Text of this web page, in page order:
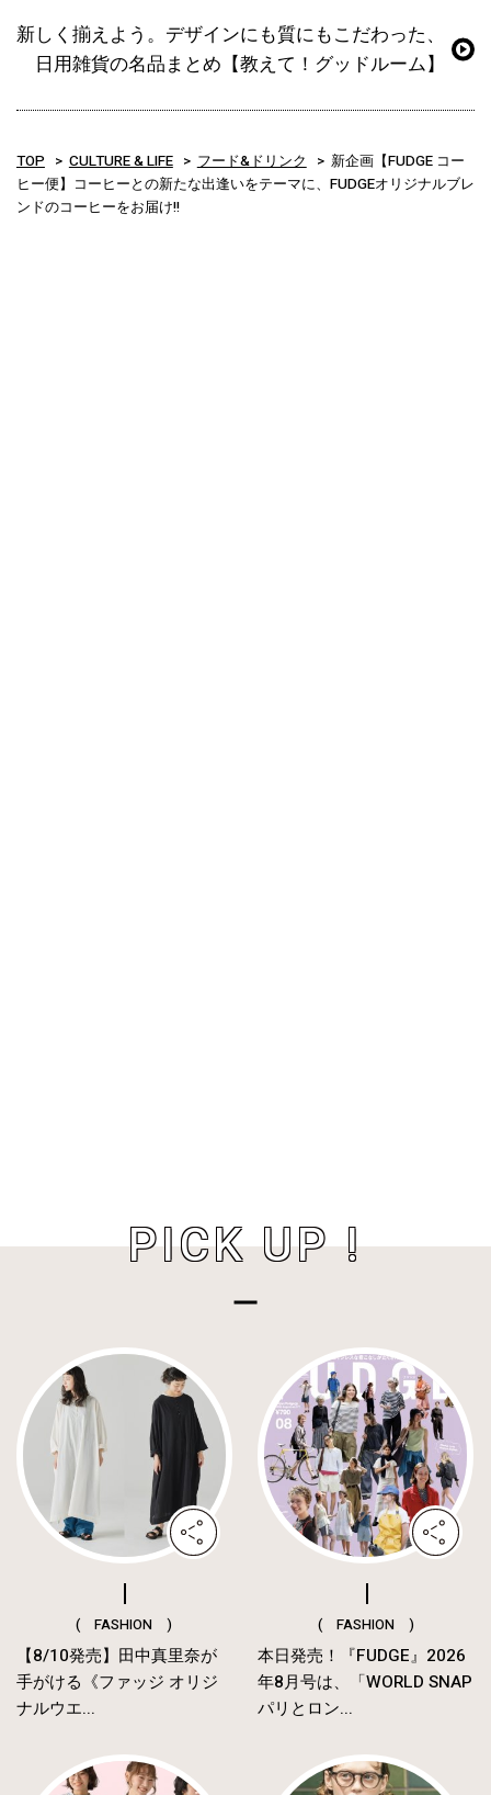
新しく揃えよう。デザインにも質にもこだわった、
日用雑貨の名品まとめ【教えて！グッドルーム】
TOP CULTURE & LIFE フード&ドリンク
新企画【FUDGE コー
ヒー便】コーヒーとの新たな出逢いをテーマに、FUDGEオリジナルブレ
ンドのコーヒーをお届け!!
PICK UP !
( FASHION )
【8/10発売】田中真里奈が
手がける《ファッジ オリジ
ナルウエ...
( FASHION )
本日発売！『FUDGE』2026
年8月号は、「WORLD SNAP
パリとロン...